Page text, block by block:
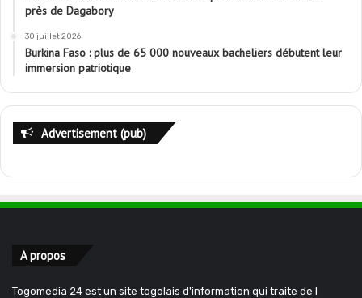
près de Dagabory
30 juillet 2026
Burkina Faso : plus de 65 000 nouveaux bacheliers débutent leur
immersion patriotique
Advertisement (pub)
A propos
Togomedia 24 est un site togolais d'information qui traite de l